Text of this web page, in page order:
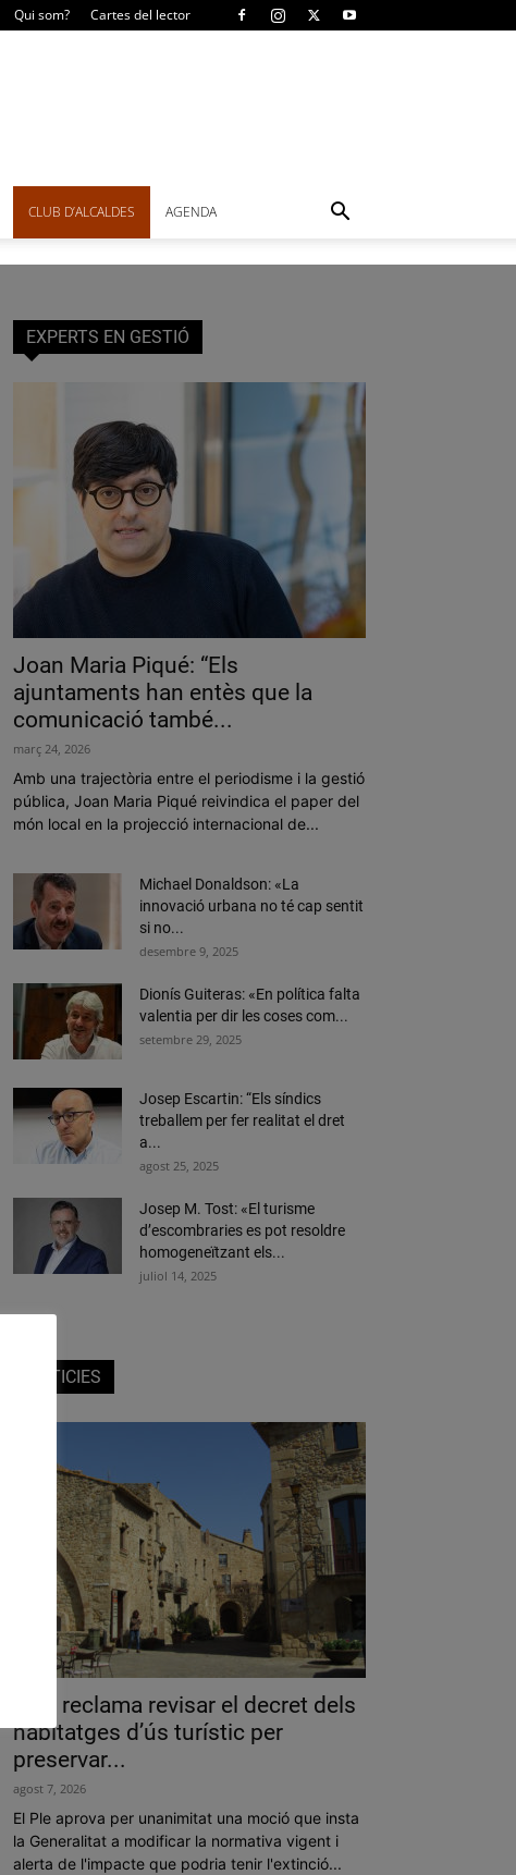
Qui som? Cartes del lector
CLUB D’ALCALDES AGENDA
EXPERTS EN GESTIÓ
Joan Maria Piqué: “Els
ajuntaments han entès que la
comunicació també...
març 24, 2026
Amb una trajectòria entre el periodisme i la gestió
pública, Joan Maria Piqué reivindica el paper del
món local en la projecció internacional de...
Michael Donaldson: «La
innovació urbana no té cap sentit
si no...
desembre 9, 2025
Dionís Guiteras: «En política falta
valentia per dir les coses com...
setembre 29, 2025
Josep Escartin: “Els síndics
treballem per fer realitat el dret
a...
agost 25, 2025
Josep M. Tost: «El turisme
d’escombraries es pot resoldre
homogeneïtzant els...
juliol 14, 2025
NOTICIES
Pals reclama revisar el decret dels
habitatges d’ús turístic per
preservar...
agost 7, 2026
El Ple aprova per unanimitat una moció que insta
la Generalitat a modificar la normativa vigent i
alerta de l'impacte que podria tenir l'extinció...